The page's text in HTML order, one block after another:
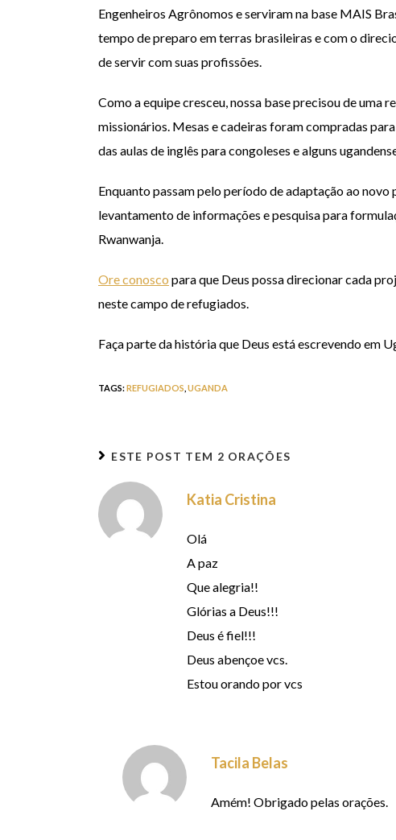
Engenheiros Agrônomos e serviram na base MAIS
tempo de preparo em terras brasileiras e com o
de servir com suas profissões.
Como a equipe cresceu, nossa base precisou de uma
missionários. Mesas e cadeiras foram compradas
das aulas de inglês para congoleses e alguns
Enquanto passam pelo período de adaptação ao
levantamento de informações e pesquisa para
Rwanwanja.
Ore conosco para que Deus possa direcionar cada
neste campo de refugiados.
Faça parte da história que Deus está escrevendo em
TAGS:REFUGIADOS UGANDA
ESTE POST TEM 2 ORAÇÕES
Katia Cristina
Olá
A paz
Que alegria!!
Glórias a Deus!!!
Deus é fiel!!!
Deus abençoe vcs.
Estou orando por vcs
Tacila Belas
Amém! Obrigado pelas orações.